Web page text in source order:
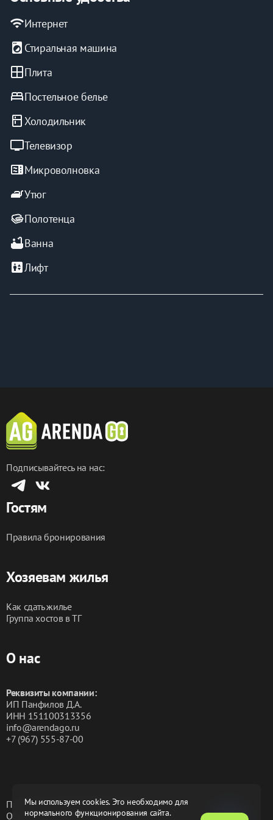
wifiИнтернет
local_laundry_service Стиральная машина
windowПлита
bedПостельное белье
kitchen Холодильник
tvТелевизор
microwaveМикроволновка
ironУтюг
Полотенца
bathtubВанна
elevatorЛифт
Мы используем cookies. Это необходимо для
нормального функционирования сайта.
Подписывайтесь на нас:
Гостям
Правила бронирования
Хозяевам жилья
Как сдать жилье
Группа хостов в ТГ
О нас
Реквизиты компании:
ИП Панфилов Д.А.
ИНН 151100313356
info@arendago.ru
+7 (967) 555-87-00
Политика конфиденциальности
Обработка персональных данных